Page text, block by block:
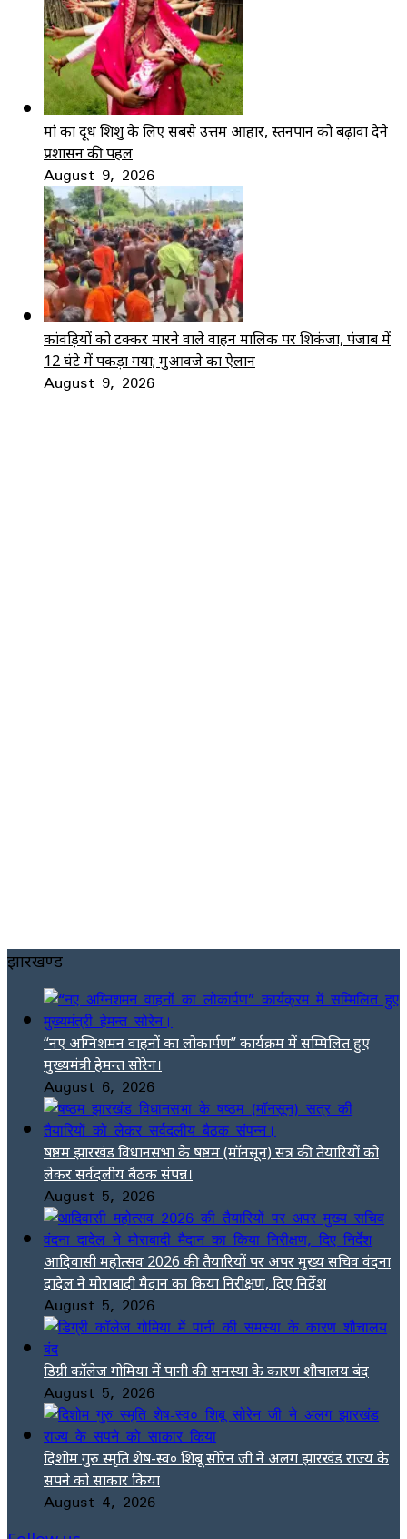
मां का दूध शिशु के लिए सबसे उत्तम आहार, स्तनपान को बढ़ावा देने
प्रशासन की पहल
August 9, 2026
कांवड़ियों को टक्कर मारने वाले वाहन मालिक पर शिकंजा, पंजाब में
12 घंटे में पकड़ा गया; मुआवजे का ऐलान
August 9, 2026
झारखण्ड
“नए अग्निशमन वाहनों का लोकार्पण” कार्यक्रम में सम्मिलित हुए
मुख्यमंत्री हेमन्त सोरेन।
August 6, 2026
षष्ठम झारखंड विधानसभा के षष्ठम (मॉनसून) सत्र की तैयारियों को
लेकर सर्वदलीय बैठक संपन्न।
August 5, 2026
आदिवासी महोत्सव 2026 की तैयारियों पर अपर मुख्य सचिव वंदना
दादेल ने मोराबादी मैदान का किया निरीक्षण, दिए निर्देश
August 5, 2026
डिग्री कॉलेज गोमिया में पानी की समस्या के कारण शौचालय बंद
August 5, 2026
दिशोम गुरु स्मृति शेष-स्व० शिबू सोरेन जी ने अलग झारखंड राज्य के
सपने को साकार किया
August 4, 2026